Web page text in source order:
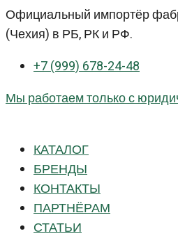
Перейти
к
Официальный импортёр
(Чехия) в РБ, РК и РФ.
+7 (999) 678-24-48
Мы работаем только с
КАТАЛОГ
БРЕНДЫ
КОНТАКТЫ
ПАРТНЁРАМ
СТАТЬИ